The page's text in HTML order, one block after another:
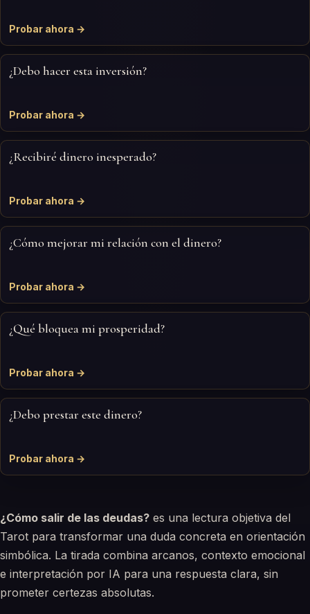
Probar ahora →
¿Debo hacer esta inversión?
Probar ahora →
¿Recibiré dinero inesperado?
Probar ahora →
¿Cómo mejorar mi relación con el dinero?
Probar ahora →
¿Qué bloquea mi prosperidad?
Probar ahora →
¿Debo prestar este dinero?
Probar ahora →
¿Cómo salir de las deudas? es una lectura objetiva del
Tarot para transformar una duda concreta en orientación
simbólica. La tirada combina arcanos, contexto emocional
e interpretación por IA para una respuesta clara, sin
prometer certezas absolutas.